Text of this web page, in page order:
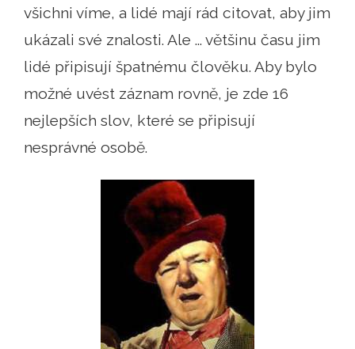
všichni víme, a lidé mají rád citovat, aby jim
ukázali své znalosti. Ale ... většinu času jim
lidé připisují špatnému člověku. Aby bylo
možné uvést záznam rovně, je zde 16
nejlepších slov, které se připisují
nesprávné osobě.